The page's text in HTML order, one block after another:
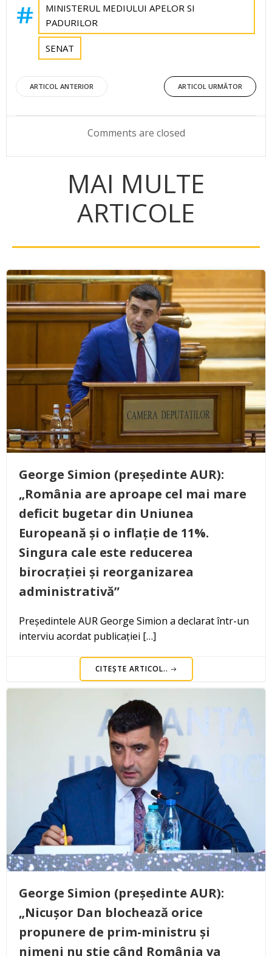
MINISTERUL MEDIULUI APELOR SI
PADURILOR
SENAT
Post
navigation
ARTICOL ANTERIOR
Post
navigation
ARTICOL URMĂTOR
Comments are closed
MAI MULTE
ARTICOLE
George Simion (președinte AUR):
„România are aproape cel mai mare
deficit bugetar din Uniunea
Europeană și o inflație de 11%.
Singura cale este reducerea
birocrației și reorganizarea
administrativă”
Președintele AUR George Simion a declarat într-un
interviu acordat publicației […]
CITEȘTE ARTICOL..
George Simion (președinte AUR):
„Nicușor Dan blochează orice
propunere de prim-ministru și
nimeni nu știe când România va